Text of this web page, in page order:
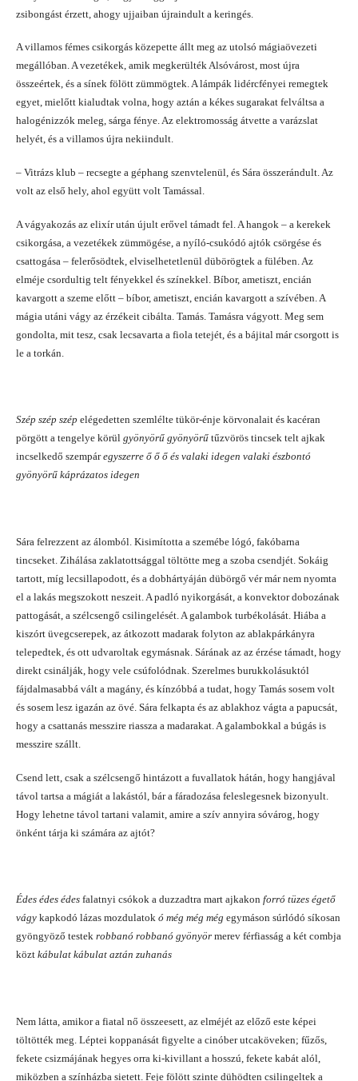
zsibongást érzett, ahogy ujjaiban újraindult a keringés.
A villamos fémes csikorgás közepette állt meg az utolsó mágiaövezeti
megállóban. A vezetékek, amik megkerülték Alsóvárost, most újra
összeértek, és a sínek fölött zümmögtek. A lámpák lidércfényei remegtek
egyet, mielőtt kialudtak volna, hogy aztán a kékes sugarakat felváltsa a
halogénizzók meleg, sárga fénye. Az elektromosság átvette a varázslat
helyét, és a villamos újra nekiindult.
– Vitrázs klub – recsegte a géphang szenvtelenül, és Sára összerándult. Az
volt az első hely, ahol együtt volt Tamással.
A vágyakozás az elixír után újult erővel támadt fel. A hangok – a kerekek
csikorgása, a vezetékek zümmögése, a nyíló-csukódó ajtók csörgése és
csattogása – felerősödtek, elviselhetetlenül dübörögtek a fülében. Az
elméje csordultig telt fényekkel és színekkel. Bíbor, ametiszt, encián
kavargott a szeme előtt – bíbor, ametiszt, encián kavargott a szívében. A
mágia utáni vágy az érzékeit cibálta. Tamás. Tamásra vágyott. Meg sem
gondolta, mit tesz, csak lecsavarta a fiola tetejét, és a bájital már csorgott is
le a torkán.
Szép szép szép elégedetten szemlélte tükör-énje körvonalait és kacéran
pörgött a tengelye körül gyönyörű gyönyörű tűzvörös tincsek telt ajkak
incselkedő szempáregyszerre ő ő ő és valaki idegen valaki észbontó
gyönyörű káprázatos idegen
Sára felrezzent az álomból. Kisimította a szemébe lógó, fakóbarna
tincseket. Zihálása zaklatottsággal töltötte meg a szoba csendjét. Sokáig
tartott, míg lecsillapodott, és a dobhártyáján dübörgő vér már nem nyomta
el a lakás megszokott neszeit. A padló nyikorgását, a konvektor dobozának
pattogását, a szélcsengő csilingelését. A galambok turbékolását. Hiába a
kiszórt üvegcserepek, az átkozott madarak folyton az ablakpárkányra
telepedtek, és ott udvaroltak egymásnak. Sárának az az érzése támadt, hogy
direkt csinálják, hogy vele csúfolódnak. Szerelmes burukkolásuktól
fájdalmasabbá vált a magány, és kínzóbbá a tudat, hogy Tamás sosem volt
és sosem lesz igazán az övé. Sára felkapta és az ablakhoz vágta a papucsát,
hogy a csattanás messzire riassza a madarakat. A galambokkal a búgás is
messzire szállt.
Csend lett, csak a szélcsengő hintázott a fuvallatok hátán, hogy hangjával
távol tartsa a mágiát a lakástól, bár a fáradozása feleslegesnek bizonyult.
Hogy lehetne távol tartani valamit, amire a szív annyira sóvárog, hogy
önként tárja ki számára az ajtót?
Édes édes édes falatnyi csókok a duzzadtra mart ajkakon forró tüzes égető
vágy kapkodó lázas mozdulatok ó még még még egymáson súrlódó síkosan
gyöngyöző testek robbanó robbanó gyönyör merev férfiasság a két combja
közt kábulat kábulat aztán zuhanás
Nem látta, amikor a fiatal nő összeesett, az elméjét az előző este képei
töltötték meg. Léptei koppanását figyelte a cinóber utcaköveken; fűzős,
fekete csizmájának hegyes orra ki-kivillant a hosszú, fekete kabát alól,
miközben a színházba sietett. Feje fölött szinte dühödten csilingeltek a